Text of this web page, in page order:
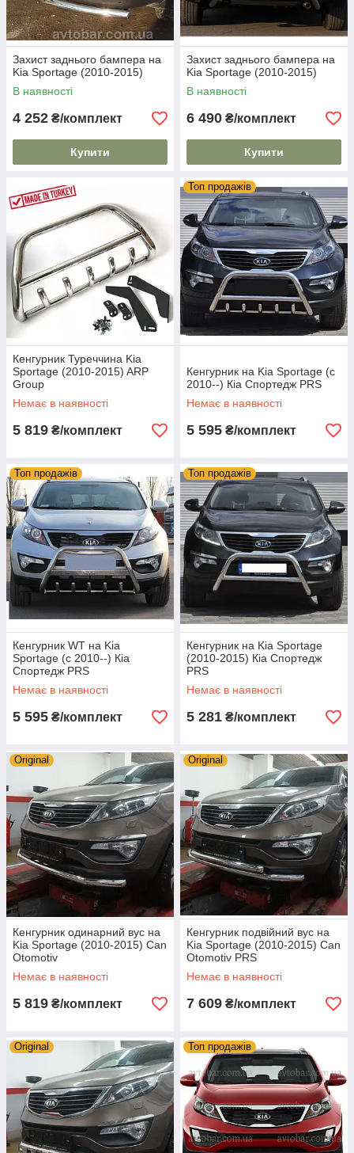
Захист заднього бампера на
Kia Sportage (2010-2015)
В наявності
4 252 ₴/комплект
Купити
Захист заднього бампера на
Kia Sportage (2010-2015)
В наявності
6 490 ₴/комплект
Купити
Кенгурник Туреччина Kia
Sportage (2010-2015) ARP
Group
Немає в наявності
5 819 ₴/комплект
Топ продажів
Кенгурник на Kia Sportage (c
2010--) Кіа Спортедж PRS
Немає в наявності
5 595 ₴/комплект
Топ продажів
Кенгурник WT на Kia
Sportage (c 2010--) Кіа
Спортедж PRS
Немає в наявності
5 595 ₴/комплект
Топ продажів
Кенгурник на Kia Sportage
(2010-2015) Кіа Спортедж
PRS
Немає в наявності
5 281 ₴/комплект
Original
Кенгурник одинарний вус на
Kia Sportage (2010-2015) Can
Otomotiv
Немає в наявності
5 819 ₴/комплект
Original
Кенгурник подвійний вус на
Kia Sportage (2010-2015) Can
Otomotiv PRS
Немає в наявності
7 609 ₴/комплект
Original Топ продажів